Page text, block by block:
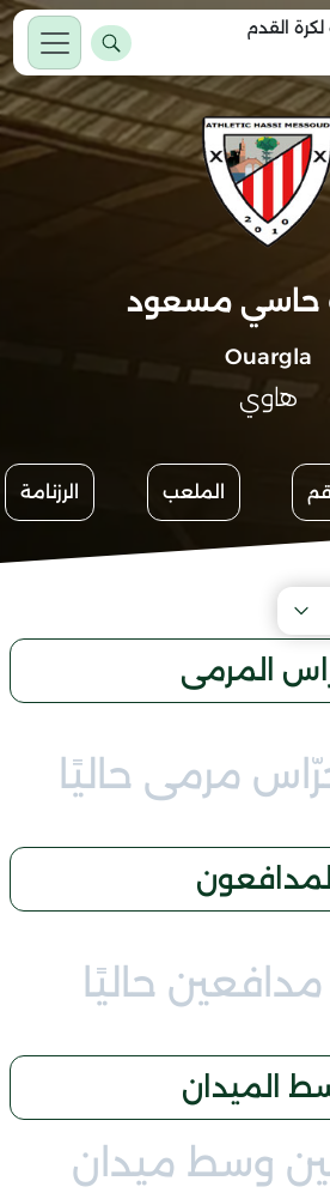
لكرة القدم
حاسي مسعود
Ouargla
هاوي
الملعب الرزنامة
المرمى
مرمى حاليًا
المدافعون
حاليًا
الميدان
وسط ميدان